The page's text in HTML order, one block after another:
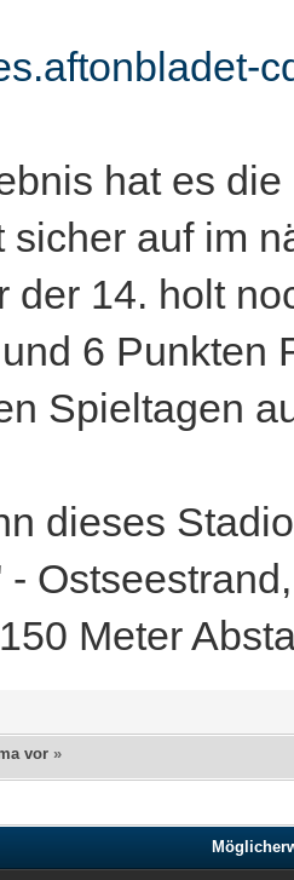
hat es
sicher auf im
der 14. holt
6 Punkten
Spieltagen
dieses
-
Meter
vor »